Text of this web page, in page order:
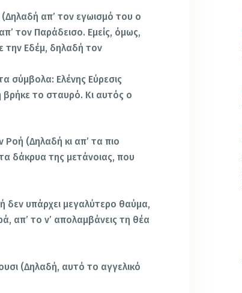
απ’ τον εγωισμό του ο
τον Παράδεισο. Εμείς, όμως,
την Εδέμ, δηλαδή τον
σύμβολα: Ελένης Εύρεσις
βρήκε το σταυρό. Κι αυτός ο
(Δηλαδή κι απ’ τα πιο
δάκρυα της μετάνοιας, που
υπάρχει μεγαλύτερο θαύμα,
απ’ το ν’ απολαμβάνεις τη θέα
(Δηλαδή, αυτό το αγγελικό